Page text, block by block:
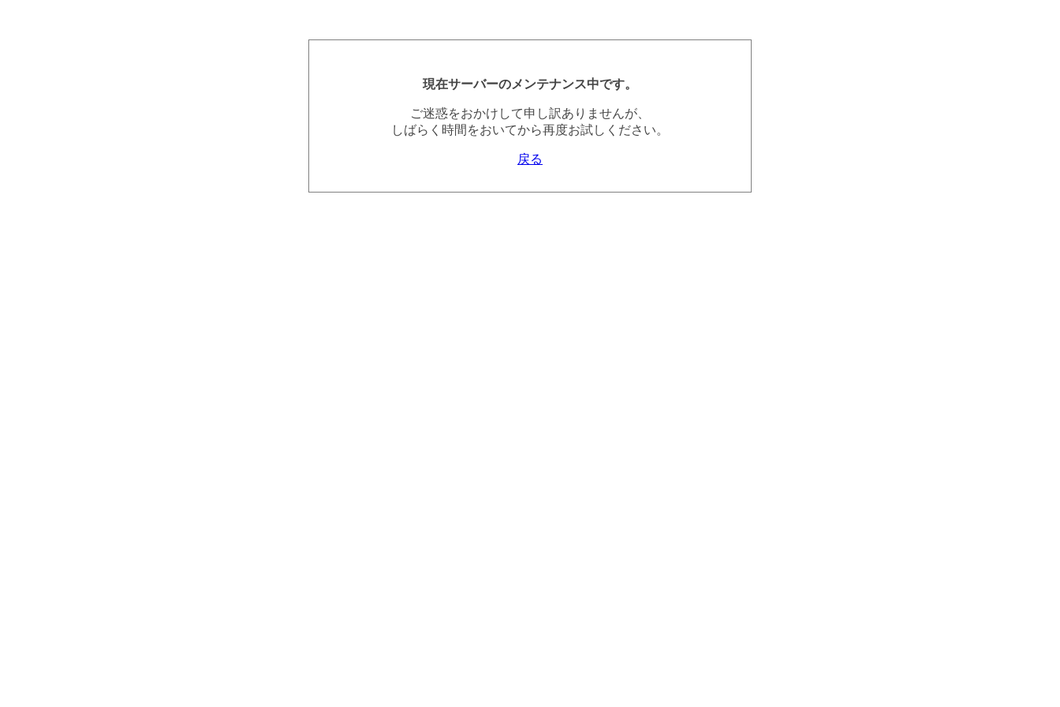
現在サーバーのメンテナンス中です。
ご迷惑をおかけして申し訳ありませんが、
しばらく時間をおいてから再度お試しください。
戻る